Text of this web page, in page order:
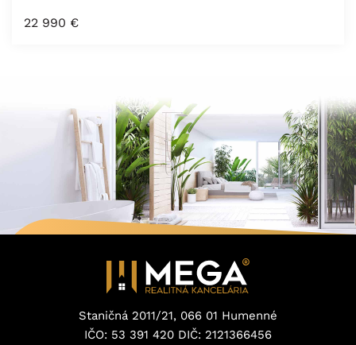
22 990 €
Staničná 2011/21, 066 01 Humenné
IČO: 53 391 420 DIČ: 2121366456